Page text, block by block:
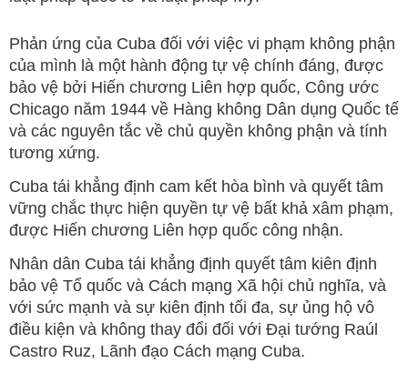
Phản ứng của Cuba đối với việc vi phạm không phận
của mình là một hành động tự vệ chính đáng, được
bảo vệ bởi Hiến chương Liên hợp quốc, Công ước
Chicago năm 1944 về Hàng không Dân dụng Quốc tế
và các nguyên tắc về chủ quyền không phận và tính
tương xứng.
Cuba tái khẳng định cam kết hòa bình và quyết tâm
vững chắc thực hiện quyền tự vệ bất khả xâm phạm,
được Hiến chương Liên hợp quốc công nhận.
Nhân dân Cuba tái khẳng định quyết tâm kiên định
bảo vệ Tổ quốc và Cách mạng Xã hội chủ nghĩa, và
với sức mạnh và sự kiên định tối đa, sự ủng hộ vô
điều kiện và không thay đổi đối với Đại tướng Raúl
Castro Ruz, Lãnh đạo Cách mạng Cuba.